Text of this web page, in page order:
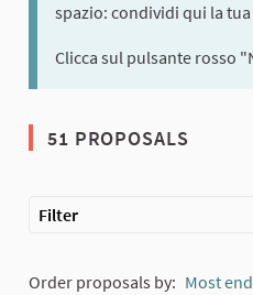
spazio: condividi qui la
Clicca sul pulsante rosso
51 PROPOSALS
Filter
Order proposals by: Most